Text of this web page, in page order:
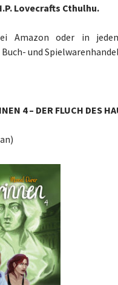
Lovecrafts Cthulhu.
Amazon oder in
Buch- und
4 – DER FLUCH DES